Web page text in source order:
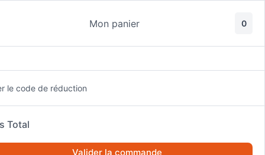
ACCUEIL
Mon panier 0
le code de réduction
Total
Valider la commande